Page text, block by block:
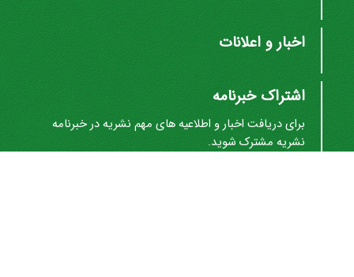
اخبار و اعلانات
اشتراک خبرنامه
برای دریافت اخبار و اطلاعیه های مهم نشریه در خبرنامه
نشریه مشترک شوید.